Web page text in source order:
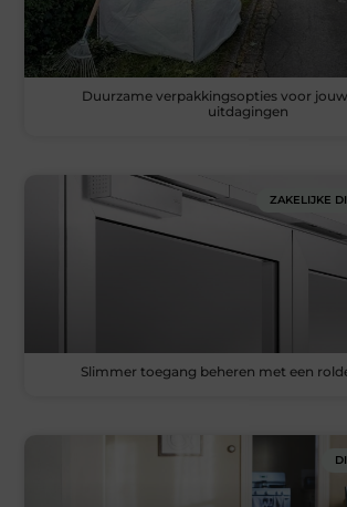
Duurzame verpakkingsopties voor
uitdagingen
ZAKELIJKE
Slimmer toegang beheren met een